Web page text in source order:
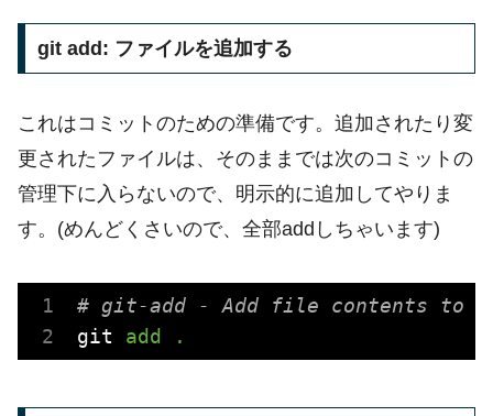
git add: ファイルを追加する
これはコミットのための準備です。追加されたり変
更されたファイルは、そのままでは次のコミットの
管理下に入らないので、明示的に追加してやりま
す。(めんどくさいので、全部addしちゃいます)
# git-add - Add file contents to
git
add .